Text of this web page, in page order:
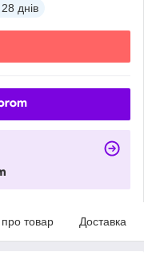
28 днів
про товар Доставка